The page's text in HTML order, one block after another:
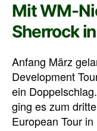
Mit WM-
Sherrock
Anfang März
Development
ein
ging es zum
European Tour